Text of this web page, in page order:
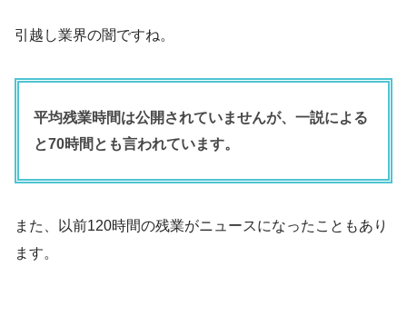
引越し業界の闇ですね。
平均残業時間は公開されていませんが、一説による
と70時間とも言われています。
また、以前120時間の残業がニュースになったこともあり
ます。